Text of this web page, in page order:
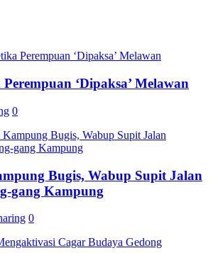
‘Dipaksa’ Melawan
0
Bugis, Wabup Supit Jalan
gang Kampung
0